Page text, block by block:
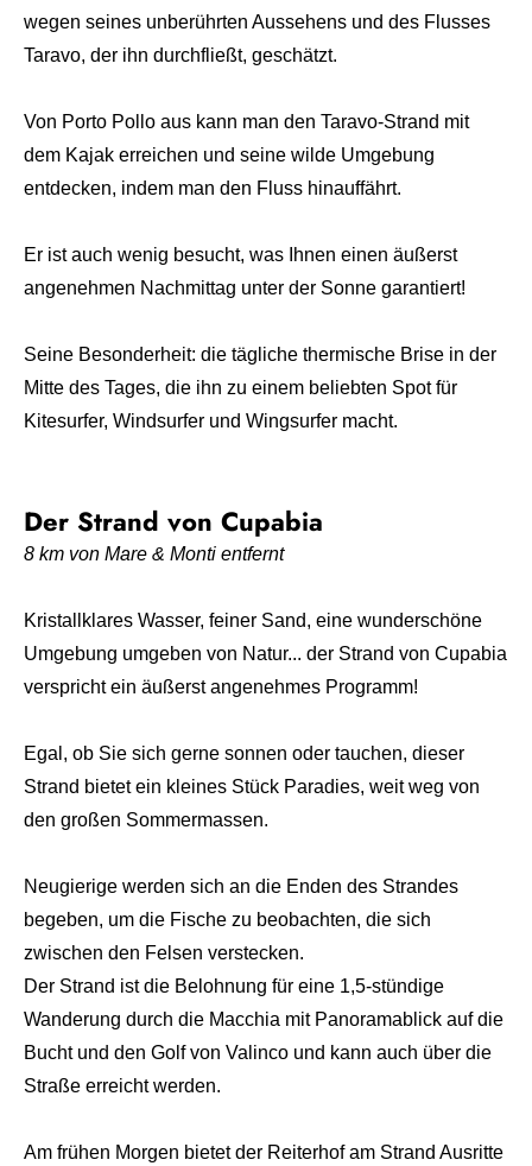
wegen seines unberührten Aussehens und des Flusses
Taravo, der ihn durchfließt, geschätzt.
Von Porto Pollo aus kann man den Taravo-Strand mit
dem Kajak erreichen und seine wilde Umgebung
entdecken, indem man den Fluss hinauffährt.
Er ist auch wenig besucht, was Ihnen einen äußerst
angenehmen Nachmittag unter der Sonne garantiert!
Seine Besonderheit: die tägliche thermische Brise in der
Mitte des Tages, die ihn zu einem beliebten Spot für
Kitesurfer, Windsurfer und Wingsurfer macht.
Der Strand von Cupabia
8 km von Mare & Monti entfernt
Kristallklares Wasser, feiner Sand, eine wunderschöne
Umgebung umgeben von Natur... der Strand von Cupabia
verspricht ein äußerst angenehmes Programm!
Egal, ob Sie sich gerne sonnen oder tauchen, dieser
Strand bietet ein kleines Stück Paradies, weit weg von
den großen Sommermassen.
Neugierige werden sich an die Enden des Strandes
begeben, um die Fische zu beobachten, die sich
zwischen den Felsen verstecken.
Der Strand ist die Belohnung für eine 1,5-stündige
Wanderung durch die Macchia mit Panoramablick auf die
Bucht und den Golf von Valinco und kann auch über die
Straße erreicht werden.
Am frühen Morgen bietet der Reiterhof am Strand Ausritte